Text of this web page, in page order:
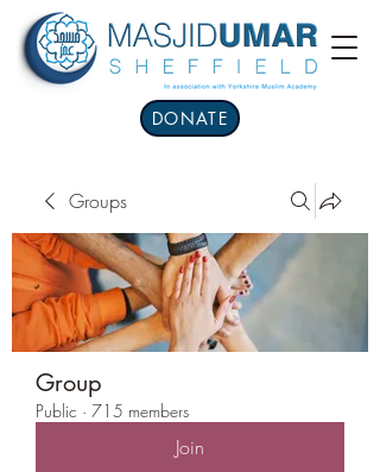
DONATE
Groups
Group
Public · 715 members
Join